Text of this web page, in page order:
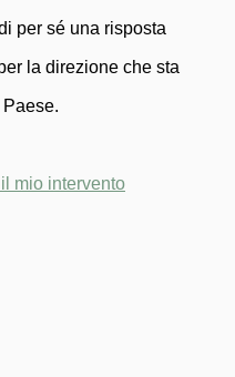
per sé una risposta
la direzione che sta
mio intervento